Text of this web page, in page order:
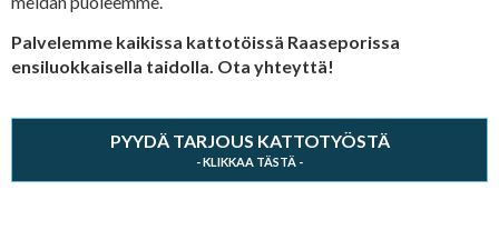
Palvelemme kaikissa kattotöissä Raaseporissa
ensiluokkaisella taidolla. Ota yhteyttä!
PYYDÄ TARJOUS KATTOTYÖSTÄ